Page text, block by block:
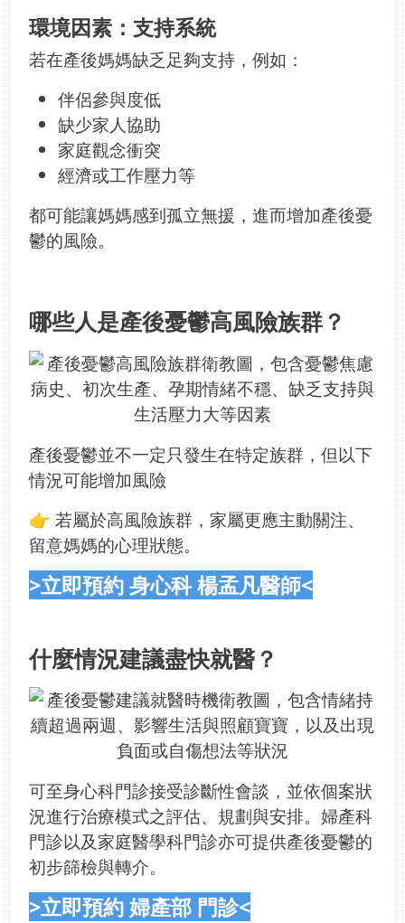
環境因素：支持系統
若在產後媽媽缺乏足夠支持，例如：
伴侶參與度低
缺少家人協助
家庭觀念衝突
經濟或工作壓力等
都可能讓媽媽感到孤立無援，進而增加產後憂
鬱的風險。
哪些人是產後憂鬱高風險族群？
產後憂鬱並不一定只發生在特定族群，但以下
情況可能增加風險
👉 若屬於高風險族群，家屬更應主動關注、
留意媽媽的心理狀態。
>立即預約 身心科 楊孟凡醫師<
什麼情況建議盡快就醫？
可至身心科門診接受診斷性會談，並依個案狀
況進行治療模式之評估、規劃與安排。婦產科
門診以及家庭醫學科門診亦可提供產後憂鬱的
初步篩檢與轉介。
>立即預約 婦產部 門診<